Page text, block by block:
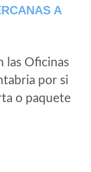
A
las Oficinas
por si
o paquete